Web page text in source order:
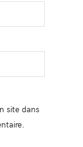
site dans